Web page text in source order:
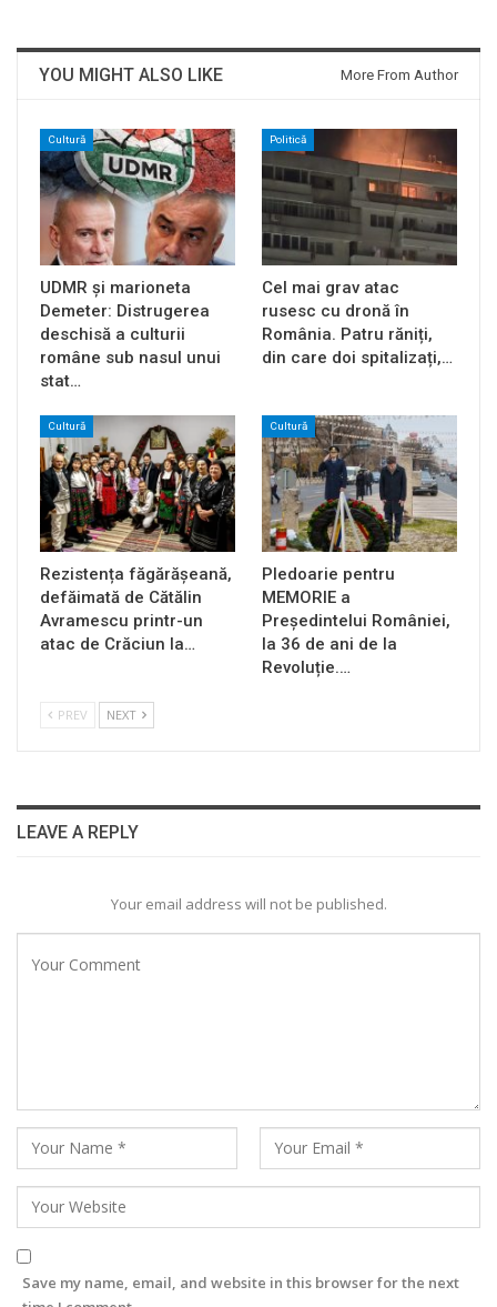
YOU MIGHT ALSO LIKE More From Author
Cultură
UDMR și marioneta
Demeter: Distrugerea
deschisă a culturii
române sub nasul unui
stat…
Politică
Cel mai grav atac
rusesc cu dronă în
România. Patru răniți,
din care doi spitalizați,…
Cultură
Rezistența făgărășeană,
defăimată de Cătălin
Avramescu printr-un
atac de Crăciun la…
Cultură
Pledoarie pentru
MEMORIE a
Președintelui României,
la 36 de ani de la
Revoluție.…
PREV NEXT
LEAVE A REPLY
Your email address will not be published.
Save my name, email, and website in this browser for the next